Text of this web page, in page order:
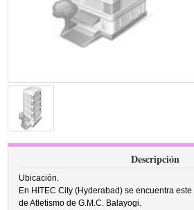
Descripción
Ubicación.
En HITEC City (Hyderabad) se encuentra
de Atletismo de G.M.C. Balayogi.